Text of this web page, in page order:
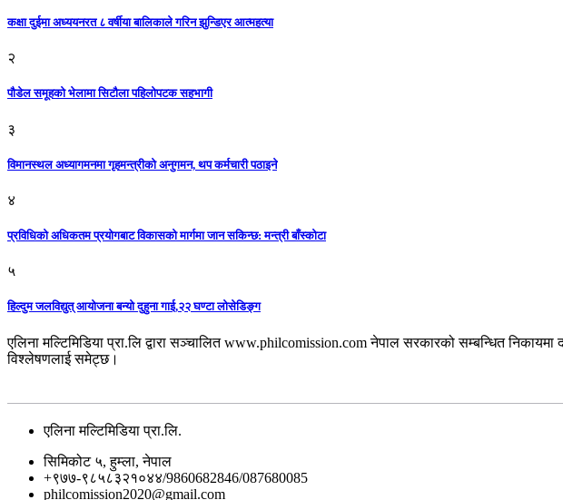
कक्षा दुईमा अध्ययनरत ८ वर्षीया बालिकाले गरिन झुन्डिएर आत्महत्या
२
पौडेल समूहको भेलामा सिटौला पहिलोपटक सहभागी
३
विमानस्थल अध्यागमनमा गृहमन्त्रीको अनुगमन, थप कर्मचारी पठाइने
४
प्रविधिको अधिकतम प्रयोगबाट विकासको मार्गमा जान सकिन्छ: मन्त्री बाँस्कोटा
५
हिल्दुम जलविद्युत् आयोजना बन्यो दुहुना गाई,२२ घण्टा लोसेडिङ्ग
एलिना मल्टिमिडिया प्रा.लि द्वारा सञ्चालित www.philcomission.com नेपाल सरकारको सम्बन्धित
विश्लेषणलाई समेट्छ।
एलिना मल्टिमिडिया प्रा.लि.
सिमिकोट ५, हुम्ला, नेपाल
+९७७-९८५८३२१०४४/9860682846/087680085
philcomission2020@gmail.com